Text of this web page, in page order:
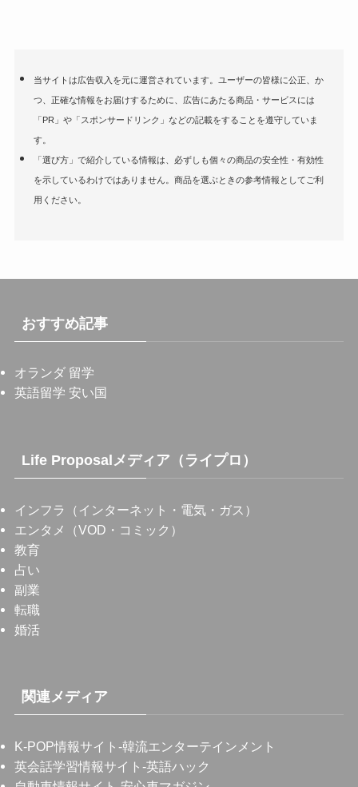
当サイトは広告収入を元に運営されています。ユーザーの皆様に公正、か
つ、正確な情報をお届けするために、広告にあたる商品・サービスには
「PR」や「スポンサードリンク」などの記載をすることを遵守していま
す。
「選び方」で紹介している情報は、必ずしも個々の商品の安全性・有効性
を示しているわけではありません。商品を選ぶときの参考情報としてご利
用ください。
おすすめ記事
オランダ 留学
英語留学 安い国
Life Proposalメディア（ライプロ）
インフラ（インターネット・電気・ガス）
エンタメ（VOD・コミック）
教育
占い
副業
転職
婚活
関連メディア
K-POP情報サイト -韓流エンターテインメント
英会話学習情報サイト -英語ハック